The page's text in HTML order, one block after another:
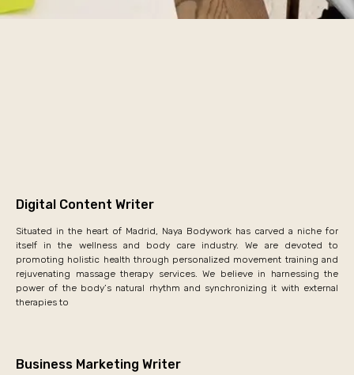
Digital Content Writer
Situated in the heart of Madrid, Naya Bodywork has carved a niche for
itself in the wellness and body care industry. We are devoted to
promoting holistic health through personalized movement training and
rejuvenating massage therapy services. We believe in harnessing the
power of the body’s natural rhythm and synchronizing it with external
therapies to
Business Marketing Writer